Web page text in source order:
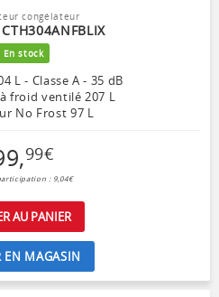
congélateur
En stock
L - Classe A - 35 dB
froid ventilé 207 L
No Frost 97 L
,99€
: 9,04€
AU PANIER
EN MAGASIN